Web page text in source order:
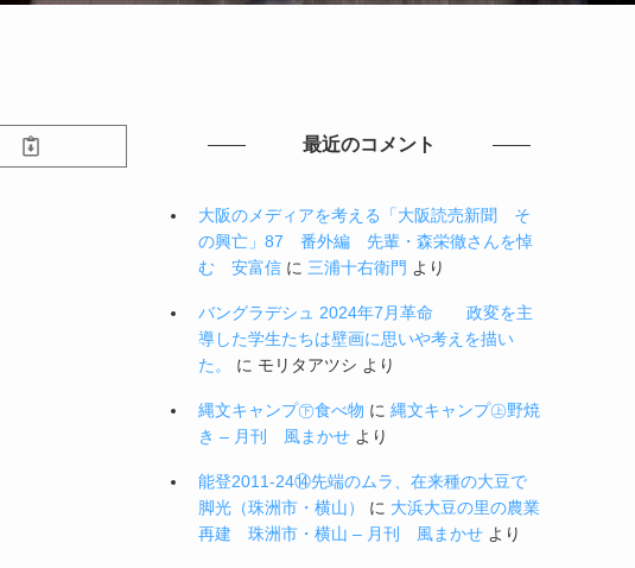
最近のコメント
大阪のメディアを考える「大阪読売新聞 そ
の興亡」87 番外編 先輩・森栄徹さんを悼
む 安富信 に 三浦十右衛門 より
バングラデシュ 2024年7月革命 政変を主
導した学生たちは壁画に思いや考えを描い
た。
に モリタアツシ より
縄文キャンプ㊦食べ物 に 縄文キャンプ㊤野焼
き – 月刊 風まかせ より
能登2011-24⑭先端のムラ、在来種の大豆で
脚光（珠洲市・横山）
に 大浜大豆の里の農業
再建 珠洲市・横山 – 月刊 風まかせ より